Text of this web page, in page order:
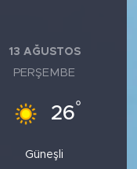
13 AĞUSTOS
PERŞEMBE
26°
Güneşli